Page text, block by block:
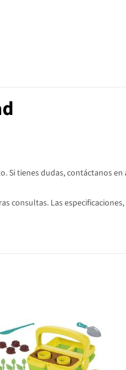
Si tienes dudas, contáctanos en
consultas. Las